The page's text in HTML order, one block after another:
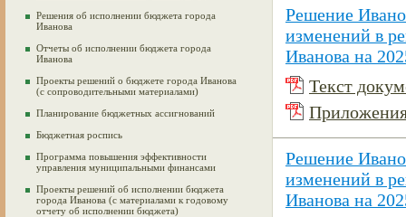
Решения об исполнении бюджета города
Иванова
Отчеты об исполнении бюджета города
Иванова
Проекты решений о бюджете города Иванова
(с сопроводительными материалами)
Планирование бюджетных ассигнований
Бюджетная роспись
Программа повышения эффективности
управления муниципальными финансами
Проекты решений об исполнении бюджета
города Иванова (с материалами к годовому
отчету об исполнении бюджета)
Решение
изменений в
Иванова на
Текст
Решение
изменений в
Иванова на